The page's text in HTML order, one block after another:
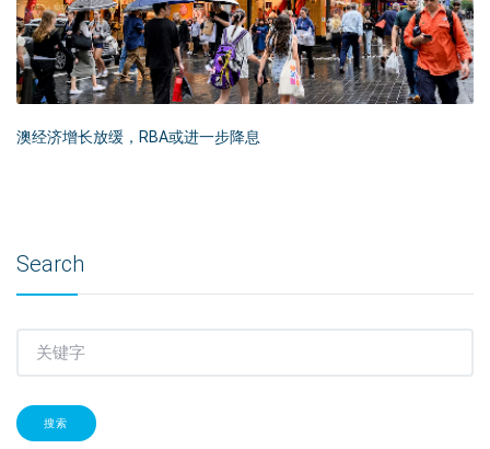
澳经济增长放缓，RBA或进一步降息
Search
搜索